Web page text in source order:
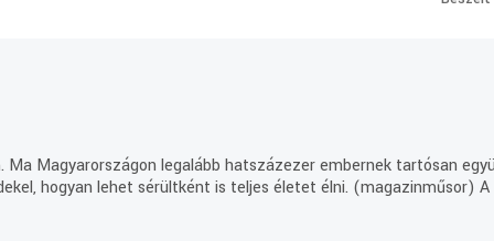
Magyarországon legalább hatszázezer embernek tartósan
hogyan lehet sérültként is teljes életet élni. (magazinműsor)